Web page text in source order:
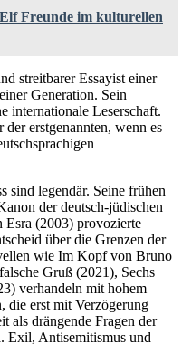
Freunde im kulturellen
streitbarer Essayist einer
Generation. Sein
internationale Leserschaft.
erstgenannten, wenn es
sind legendär. Seine frühen
der deutsch-jüdischen
Esra (2003) provozierte
über die Grenzen der
wie Im Kopf von Bruno
Gruß (2021), Sechs
verhandeln mit hohem
die erst mit Verzögerung
als drängende Fragen der
Exil, Antisemitismus und